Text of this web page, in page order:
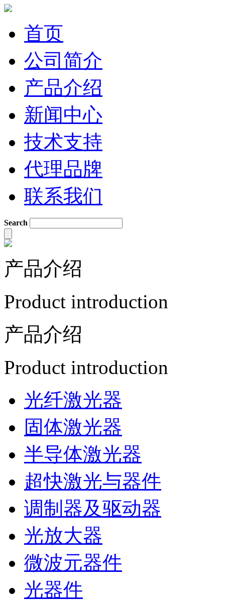
首页
公司简介
产品介绍
新闻中心
技术支持
代理品牌
联系我们
Search
产品介绍
Product introduction
产品介绍
Product introduction
光纤激光器
固体激光器
半导体激光器
超快激光与器件
调制器及驱动器
光放大器
微波元器件
光器件